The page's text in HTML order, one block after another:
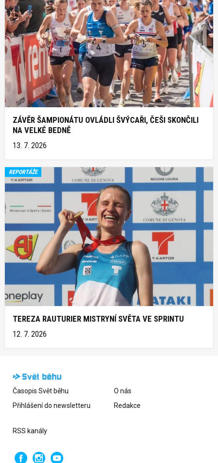
ZÁVĚR ŠAMPIONÁTU OVLÁDLI ŠVÝCAŘI, ČEŠI SKONČILI
NA VELKÉ BEDNĚ
13. 7. 2026
REPORTÁŽE
TEREZA RAUTURIER MISTRYNÍ SVĚTA VE SPRINTU
12. 7. 2026
Časopis Svět běhu
Přihlášení do newsletteru
O nás
Redakce
RSS kanály